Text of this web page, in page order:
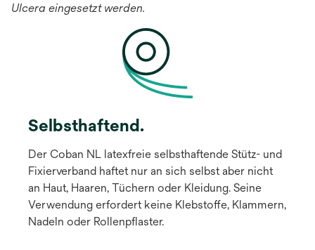
Ulcera eingesetzt werden.
Selbsthaftend.
Der Coban NL latexfreie selbsthaftende Stütz- und
Fixierverband haftet nur an sich selbst aber nicht
an Haut, Haaren, Tüchern oder Kleidung. Seine
Verwendung erfordert keine Klebstoffe, Klammern,
Nadeln oder Rollenpflaster.